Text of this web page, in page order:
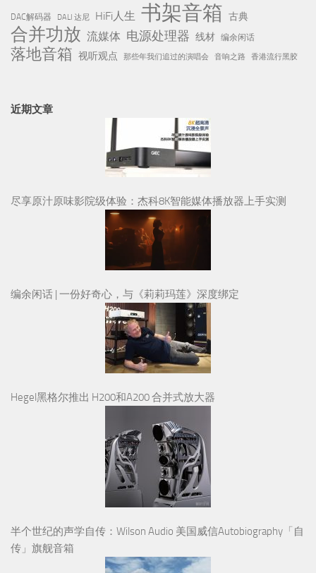
DAC解码器 DALI 达尼 HiFi人生 书架音箱 古典
合并功放 流媒体 电源处理器 线材 编余闲话
落地音箱 视听观点 那些年我们追过的演唱会 音响之路 香港流行黑胶
近期文章
尽享原汁原味影院级体验：杰科8K智能媒体播放器上手实测
编余闲话 | 一份好奇心，与《莉莉玛莲》深度绑定
Hegel黑格尔推出 H200和A200 合并式放大器
半个世纪的声学自传：Wilson Audio 美国威信Autobiography「自
传」旗舰音箱